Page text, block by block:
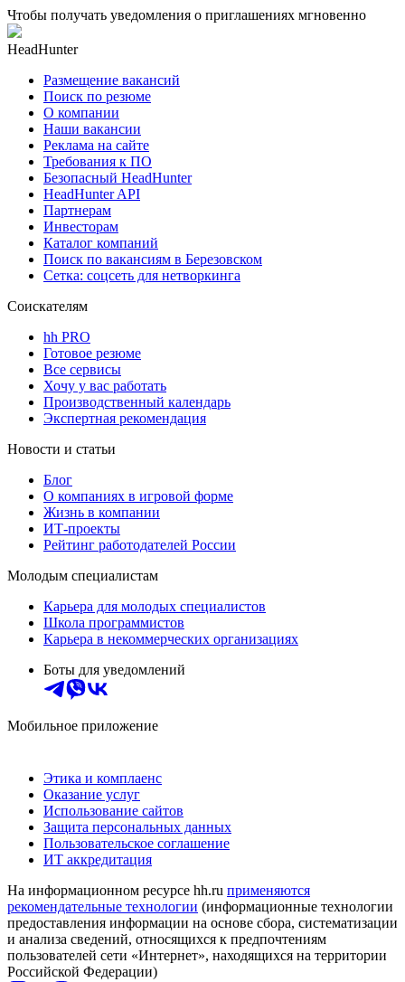
Чтобы получать уведомления о приглашениях мгновенно
HeadHunter
Размещение вакансий
Поиск по резюме
О компании
Наши вакансии
Реклама на сайте
Требования к ПО
Безопасный HeadHunter
HeadHunter API
Партнерам
Инвесторам
Каталог компаний
Поиск по вакансиям в Березовском
Сетка: соцсеть для нетворкинга
Соискателям
hh PRO
Готовое резюме
Все сервисы
Хочу у вас работать
Производственный календарь
Экспертная рекомендация
Новости и статьи
Блог
О компаниях в игровой форме
Жизнь в компании
ИТ-проекты
Рейтинг работодателей России
Молодым специалистам
Карьера для молодых специалистов
Школа программистов
Карьера в некоммерческих организациях
Боты для уведомлений
Мобильное приложение
Этика и комплаенс
Оказание услуг
Использование сайтов
Защита персональных данных
Пользовательское соглашение
ИТ аккредитация
На информационном ресурсе hh.ru применяются
рекомендательные технологии (информационные технологии
предоставления информации на основе сбора, систематизации
и анализа сведений, относящихся к предпочтениям
пользователей сети «Интернет», находящихся на территории
Российской Федерации)